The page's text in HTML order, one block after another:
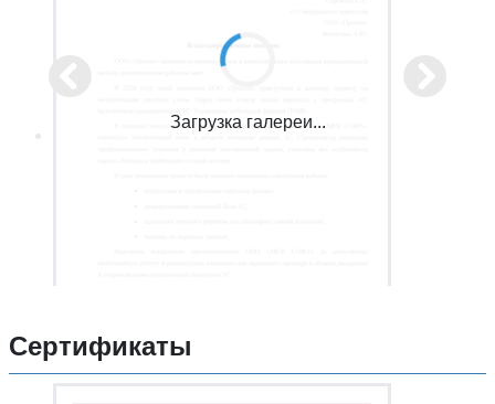
Загрузка галереи...
Сертификаты